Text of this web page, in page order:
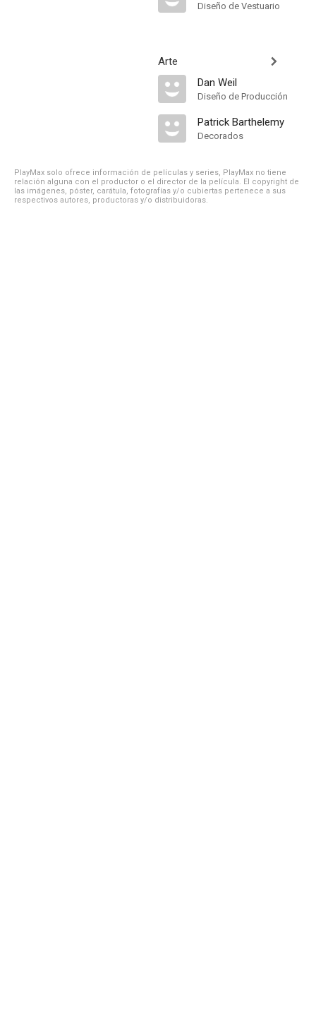
Diseño de Vestuario
Arte
Dan Weil
Diseño de Producción
Patrick Barthelemy
Decorados
PlayMax solo ofrece información de películas y series, PlayMax no tiene
relación alguna con el productor o el director de la película. El copyright de
las imágenes, póster, carátula, fotografías y/o cubiertas pertenece a sus
respectivos autores, productoras y/o distribuidoras.